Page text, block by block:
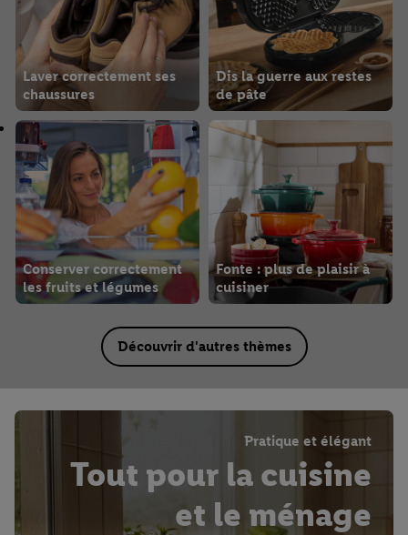
Laver correctement ses
chaussures
Dis la guerre aux restes
de pâte
Conserver correctement
les fruits et légumes
Fonte : plus de plaisir à
cuisiner
Découvrir d'autres thèmes
Pratique et élégant
Tout pour la cuisine
et le ménage